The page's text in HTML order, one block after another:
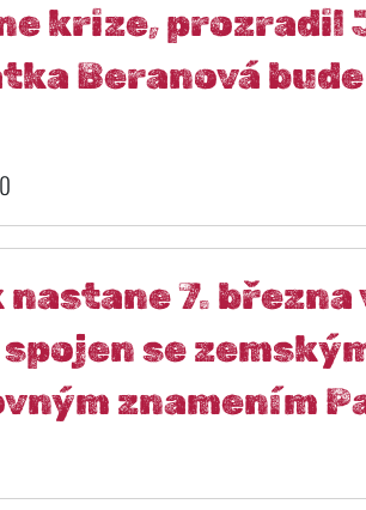
krize, prozradil
Beranová
7. března
se
znamením